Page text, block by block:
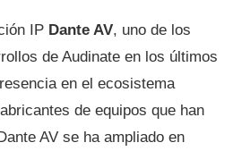
IP Dante AV, uno de los
de Audinate en los últimos
en el ecosistema
de equipos que han
AV se ha ampliado en